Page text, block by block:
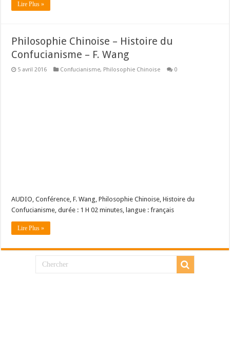
Lire Plus »
Philosophie Chinoise – Histoire du
Confucianisme – F. Wang
5 avril 2016 Confucianisme, Philosophie Chinoise 0
AUDIO, Conférence, F. Wang, Philosophie Chinoise, Histoire du
Confucianisme, durée : 1 H 02 minutes, langue : français
Lire Plus »